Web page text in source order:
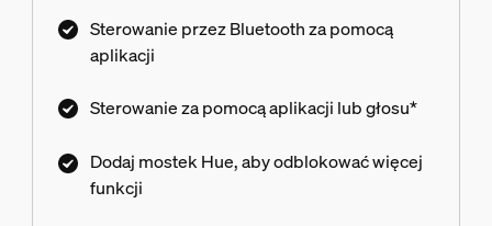
oświetlenia.
Sterowanie przez Bluetooth za pomocą
aplikacji
Sterowanie za pomocą aplikacji lub głosu*
Dodaj mostek Hue, aby odblokować więcej
funkcji